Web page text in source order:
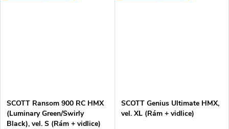
SCOTT Ransom 900 RC HMX
(Luminary Green/Swirly
Black), vel. S (Rám + vidlice)
SCOTT Genius Ultimate HMX,
vel. XL (Rám + vidlice)